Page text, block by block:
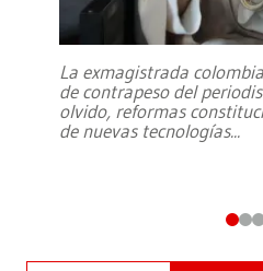
La exmagistrada
de contrapeso del
olvido, reformas
de nuevas tecnologías...